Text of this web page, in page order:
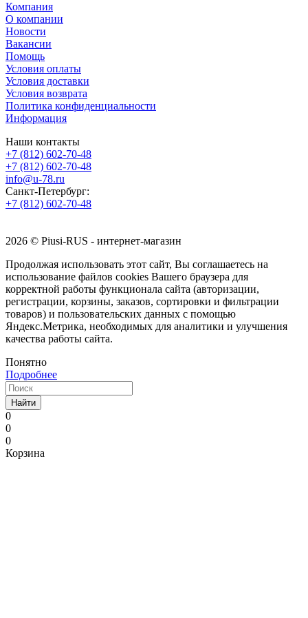
Компания
О компании
Новости
Вакансии
Помощь
Условия оплаты
Условия доставки
Условия возврата
Политика конфиденциальности
Информация
Наши контакты
+7 (812) 602-70-48
+7 (812) 602-70-48
info@u-78.ru
Санкт-Петербург:
+7 (812) 602-70-48
2026 © Piusi-RUS - интернет-магазин
Продолжая использовать этот сайт, Вы соглашаетесь на
использование файлов cookies Вашего браузера для
корректной работы функционала сайта (авторизации,
регистрации, корзины, заказов, сортировки и фильтрации
товаров) и пользовательских данных с помощью
Яндекс.Метрика, необходимых для аналитики и улучшения
качества работы сайта.
Понятно
Подробнее
Найти
0
0
0
Корзина